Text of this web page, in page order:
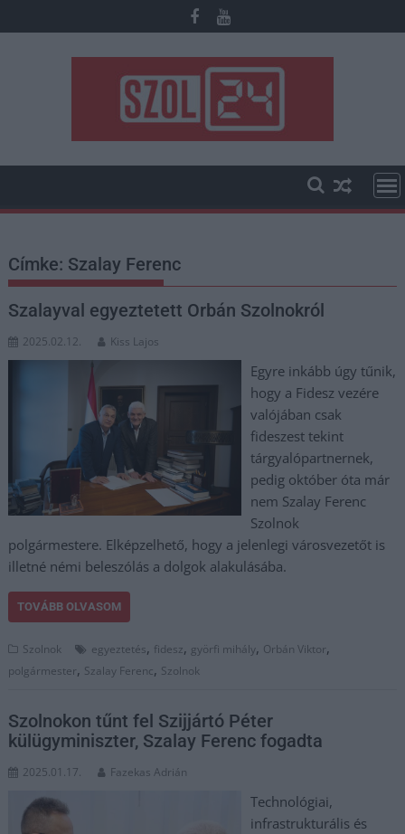
to
Címke: Szalay Ferenc
Szalayval egyeztetett Orbán Szolnokról
2025.02.12. Kiss Lajos
Egyre inkább úgy tűnik,
hogy a Fidesz vezére
valójában csak
fideszest tekint
tárgyalópartnernek,
pedig október óta már
nem Szalay Ferenc
Szolnok
polgármestere. Elképzelhető, hogy a jelenlegi városvezetőt is
illetné némi beleszólás a dolgok alakulásába.
TOVÁBB OLVASOM
Szolnok egyeztetés, fidesz, györfi mihály, Orbán Viktor,
polgármester, Szalay Ferenc, Szolnok
Szolnokon tűnt fel Szijjártó Péter
külügyminiszter, Szalay Ferenc fogadta
2025.01.17. Fazekas Adrián
Technológiai,
infrastrukturális és